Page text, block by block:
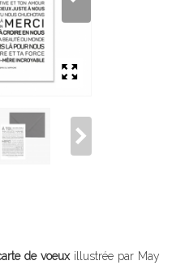
de voeuxillustrée par May